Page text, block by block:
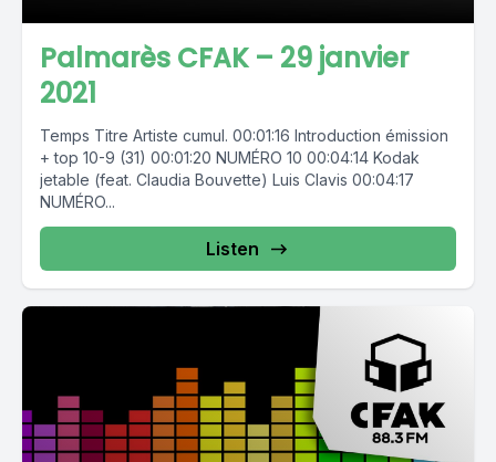
Palmarès CFAK – 29 janvier
2021
Temps Titre Artiste cumul. 00:01:16 Introduction émission
+ top 10-9 (31) 00:01:20 NUMÉRO 10 00:04:14 Kodak
jetable (feat. Claudia Bouvette) Luis Clavis 00:04:17
NUMÉRO...
Listen